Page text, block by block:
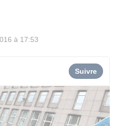
à 17:53
Suivre